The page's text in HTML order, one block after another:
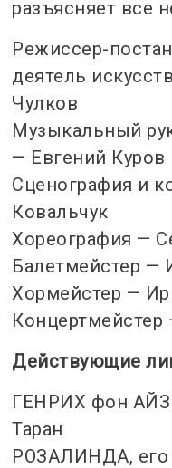
разъясняет все
Режиссер-
деятель
Чулков
Музыкальный
— Евгений Куров
Сценография и
Ковальчук
Хореография —
Балетмейстер —
Хормейстер —
Действующие
ГЕНРИХ фон
Таран
РОЗАЛИНДА, его